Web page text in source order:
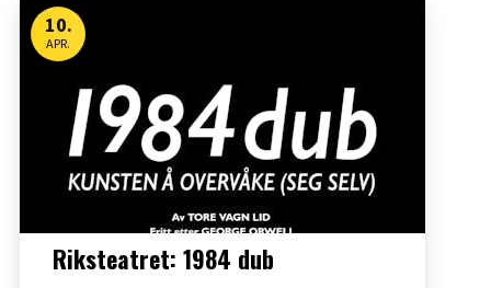
10.
APR.
Riksteatret: 1984 dub